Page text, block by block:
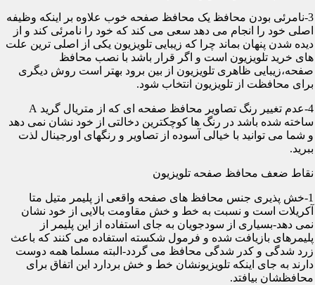
3-نامرئی بودن محافظ یک محافظ صفحه خوب علاوه بر اینکه وظیفه
اصلی خود را انجام می دهد سعی می کند که خود را نامرئی کند و از
دیده شدن پنهان بماند چرا که زیبایی تلویزیون یکی از اصلی ترین علت
های خرید تلویزیون است و اگر قرار باشد با نصب محافظ
صفحه،زیبایی ظاهری تلویزیون از بین برود بهتر است روش دیگری
برای محافظت از تلویزیون انتخاب شود.
4-عدم تغییر رنگ تصاویر محافظ صفحه ای که از متریال گرید A
ساخته شده باشد در رنگ ها کوچکترین دخالتی از خود نشان نمی دهد
و شما می توانید با خیالی آسوده از تصاویر و رنگهای اورجینال لذت
ببرید.
نقاط ضعف محافظ صفحه تلویزیون
1-خش پذیری جنس محافظ های صفحه واقعی از پلیمر متیل متا
آکریلات است و نسبت به خط و خش مقاومت بالایی از خود نشان
نمی دهد-بسیاری از سودجویان به جای استفاده از این پلیمر از
پلیمرهای بازیافت شده و فرمول شکسته استفاده می کنند که باعث
زرد شدگی و کدر شدگی محافظ می گردد-البته مسلما همه دوست
دارند به جای اینکه تلویزیونشان خط و خش بردارد این اتفاق برای
محافظشان بیافتد.